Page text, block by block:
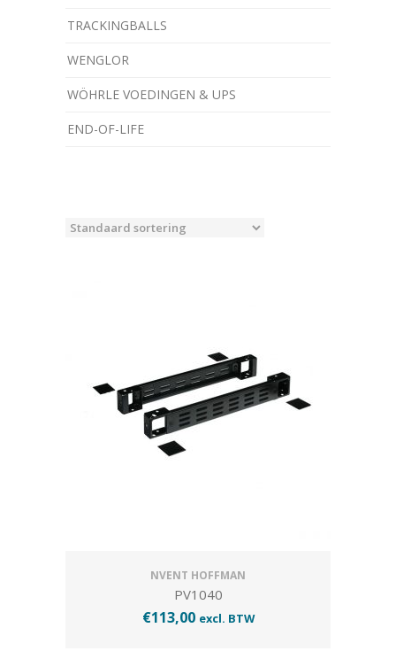
TRACKINGBALLS
WENGLOR
WÖHRLE VOEDINGEN & UPS
­END-OF-LIFE
NVENT HOFFMAN
PV1040
€113,00 excl. BTW